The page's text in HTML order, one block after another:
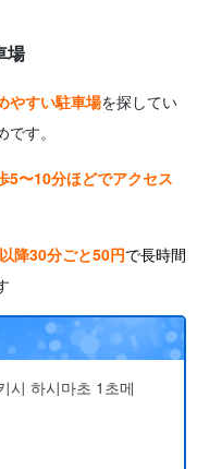
場
やすい駐車場を探してい
す。
5〜10分ほどでアクセス
降30分ごと50円で長時間
시 하시마초 1초메